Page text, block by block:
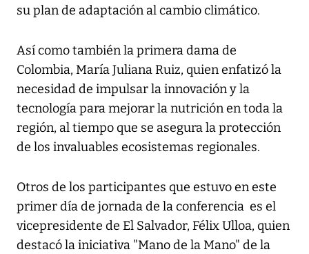
su plan de adaptación al cambio climático.
Así como también la primera dama de
Colombia, María Juliana Ruiz, quien enfatizó la
necesidad de impulsar la innovación y la
tecnología para mejorar la nutrición en toda la
región, al tiempo que se asegura la protección
de los invaluables ecosistemas regionales.
Otros de los participantes que estuvo en este
primer día de jornada de la conferencia es el
vicepresidente de El Salvador, Félix Ulloa, quien
destacó la iniciativa "Mano de la Mano" de la